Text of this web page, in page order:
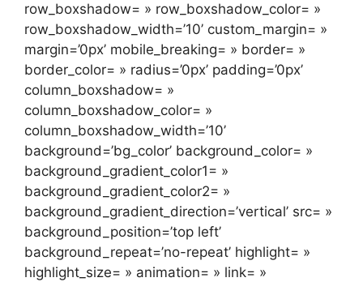
row_boxshadow= » row_boxshadow_color= »
row_boxshadow_width=’10’ custom_margin= »
margin=’0px’ mobile_breaking= » border= »
border_color= » radius=’0px’ padding=’0px’
column_boxshadow= »
column_boxshadow_color= »
column_boxshadow_width=’10’
background=’bg_color’ background_color= »
background_gradient_color1= »
background_gradient_color2= »
background_gradient_direction=’vertical’ src= »
background_position=’top left’
background_repeat=’no-repeat’ highlight= »
highlight_size= » animation= » link= »